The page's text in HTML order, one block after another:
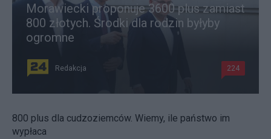
Morawiecki proponuje 3600 plus zamiast
800 złotych. Środki dla rodzin byłyby
ogromne
Redakcja 224
800 plus dla cudzoziemców. Wiemy, ile państwo im
wypłaca